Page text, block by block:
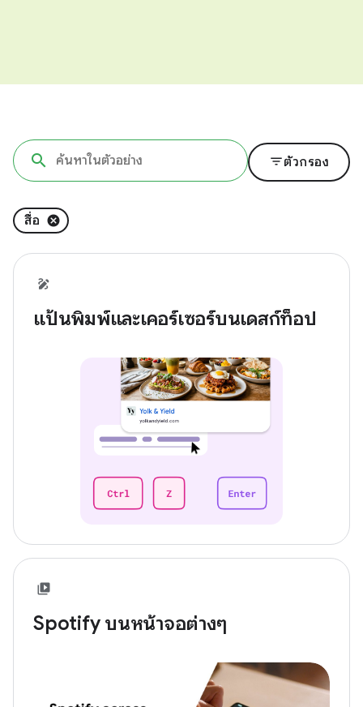
filter_listตัวกรอง
สื่อ
แป้นพิมพ์และเคอร์เซอร์บนเดสก์ท็อป
Spotify บนหน้าจอต่างๆ